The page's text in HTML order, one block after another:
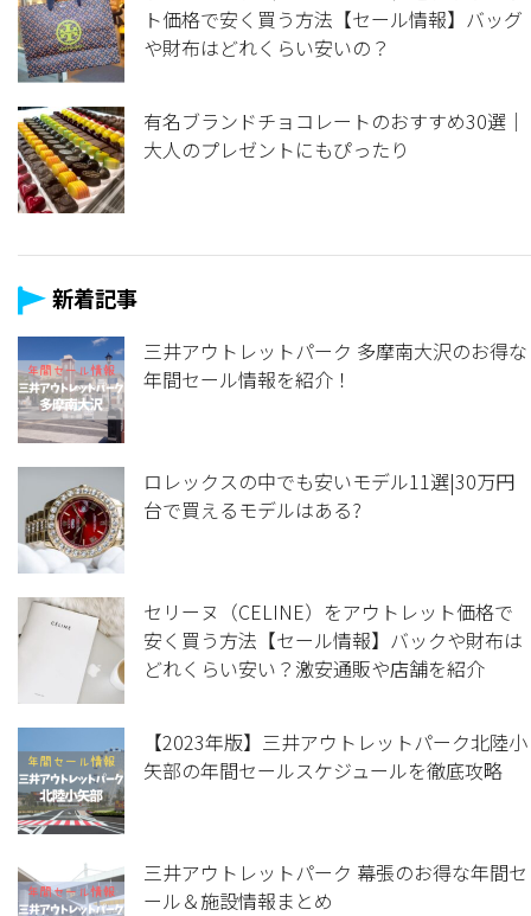
ト価格で安く買う方法【セール情報】バッグ
や財布はどれくらい安いの？
有名ブランドチョコレートのおすすめ30選｜
大人のプレゼントにもぴったり
新着記事
三井アウトレットパーク 多摩南大沢のお得な
年間セール情報を紹介！
ロレックスの中でも安いモデル11選|30万円
台で買えるモデルはある?
セリーヌ（CELINE）をアウトレット価格で
安く買う方法【セール情報】バックや財布は
どれくらい安い？激安通販や店舗を紹介
【2023年版】三井アウトレットパーク北陸小
矢部の年間セールスケジュールを徹底攻略
三井アウトレットパーク 幕張のお得な年間セ
ール＆施設情報まとめ